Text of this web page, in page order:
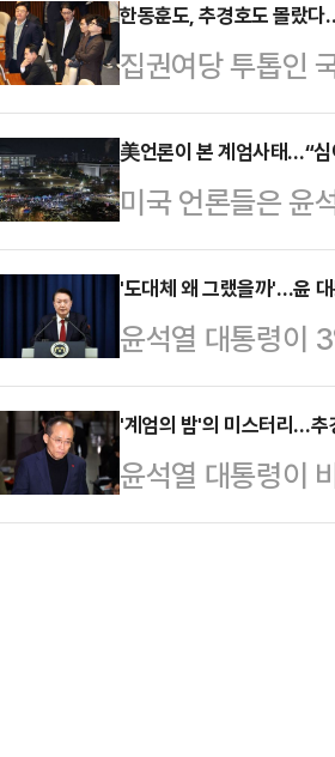
요구한 때에는 대
있다. 국회는 야
있다. 계엄령 선
서 윤 대통령이 ‘
름의 대안이 정밀
그렇게 생각했…
한동훈도, 추경호도 몰랐
집권여당 투톱인
의 비상계엄 선포
국회의 의견을 받
는 4일 국회에서
이런 사태가 발생
결로 이번 (비상
금 이 계엄령에
말했다.한 대표는
美언론이 본 계엄사태…“
미국 언론들은 윤
긴급 보도하면서
는 3일(현지시간)
천 명의 시위대는
했다. 특히 계엄령
국)에서 정치적
권에 대한 기억을
이에 역효과를 낳
'도대체 왜 그랬을까'…윤
윤석열 대통령이
어민주당이 내란
려졌다. 법조계에
도 국회를 물리적
립 가능성을 높이
'계엄의 밤'의 미스터리…추
윤석열 대통령이
아지고 있다. 특히